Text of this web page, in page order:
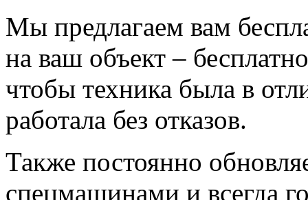
Мы предлагаем вам
на ваш объект –
чтобы техника была в
работала без отказов.
Также постоянно
спецмашинами и всегда